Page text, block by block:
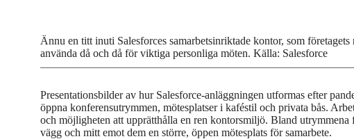
Ännu en titt inuti Salesforces samarbetsinriktade kontor, som företagets
använda då och då för viktiga personliga möten. Källa: Salesforce
Presentationsbilder av hur Salesforce-anläggningen utformas efter
öppna konferensutrymmen, mötesplatser i kaféstil och privata bås.
och möjligheten att upprätthålla en ren kontorsmiljö. Bland utrymmena
vägg och mitt emot dem en större, öppen mötesplats för samarbete.